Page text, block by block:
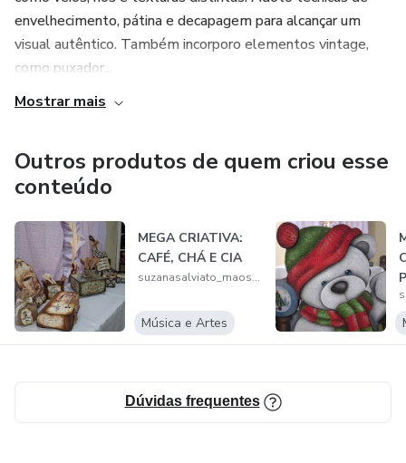
envelhecimento, pátina e decapagem para alcançar um
visual autêntico. Também incorporo elementos vintage,
como puxador...
Mostrar mais
Outros produtos de quem criou esse
conteúdo
MEGA CRIATIVA:
CAFÉ, CHÁ E CIA
suzanasalviato_maosarteiras
Música e Artes
Dúvidas frequentes